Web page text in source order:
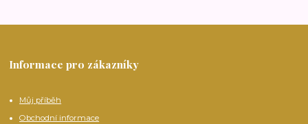
Informace pro zákazníky
Můj příběh
Obchodní informace